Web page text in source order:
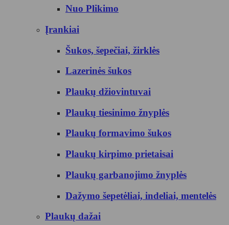
Nuo Plikimo
Įrankiai
Šukos, šepečiai, žirklės
Lazerinės šukos
Plaukų džiovintuvai
Plaukų tiesinimo žnyplės
Plaukų formavimo šukos
Plaukų kirpimo prietaisai
Plaukų garbanojimo žnyplės
Dažymo šepetėliai, indeliai, mentelės
Plaukų dažai